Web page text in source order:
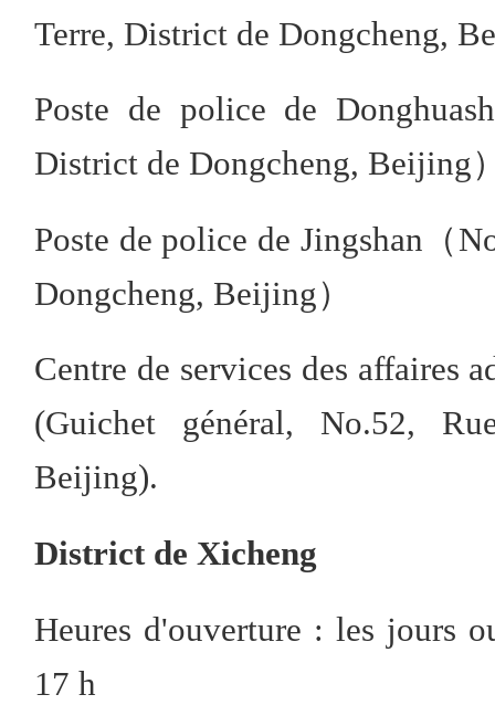
Terre, District de Dongcheng,
Poste de police de
District de Dongcheng, Beijing
Poste de police de Jingshan（
Dongcheng, Beijing）
Centre de services des affaires
(Guichet général, No.52,
Beijing).
District de Xicheng
Heures d'ouverture : les jours
17 h